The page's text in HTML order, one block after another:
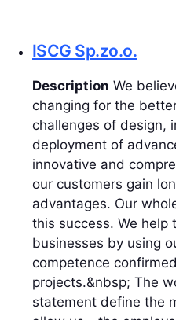
ISCG Sp.zo.o.
Description We
changing for the
challenges of design,
deployment of
innovative and
our customers gain
advantages. Our
this success. We help
businesses by using
competence
projects.&nbsp; The
statement define the